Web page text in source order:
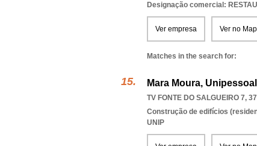
Designação comercial:
Ver empresa Ver no
Matches in the search for:
Mara Moura,
TV FONTE DO SALGUEIRO 7,
Construção de edifícios
UNIP